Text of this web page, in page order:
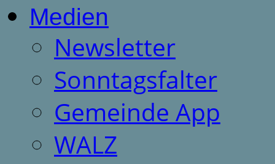
Medien
Newsletter
Sonntagsfalter
Gemeinde App
WALZ